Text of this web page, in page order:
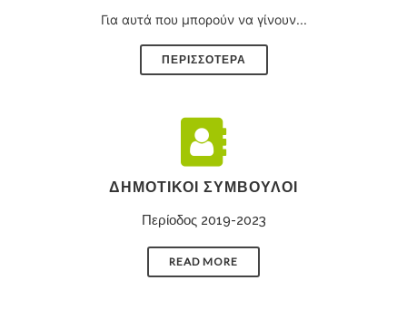
Για αυτά που μπορούν να γίνουν...
ΠΕΡΙΣΣΟΤΕΡΑ
ΔΗΜΟΤΙΚΟΊ ΣΎΜΒΟΥΛΟΙ
Περίοδος 2019-2023
READ MORE